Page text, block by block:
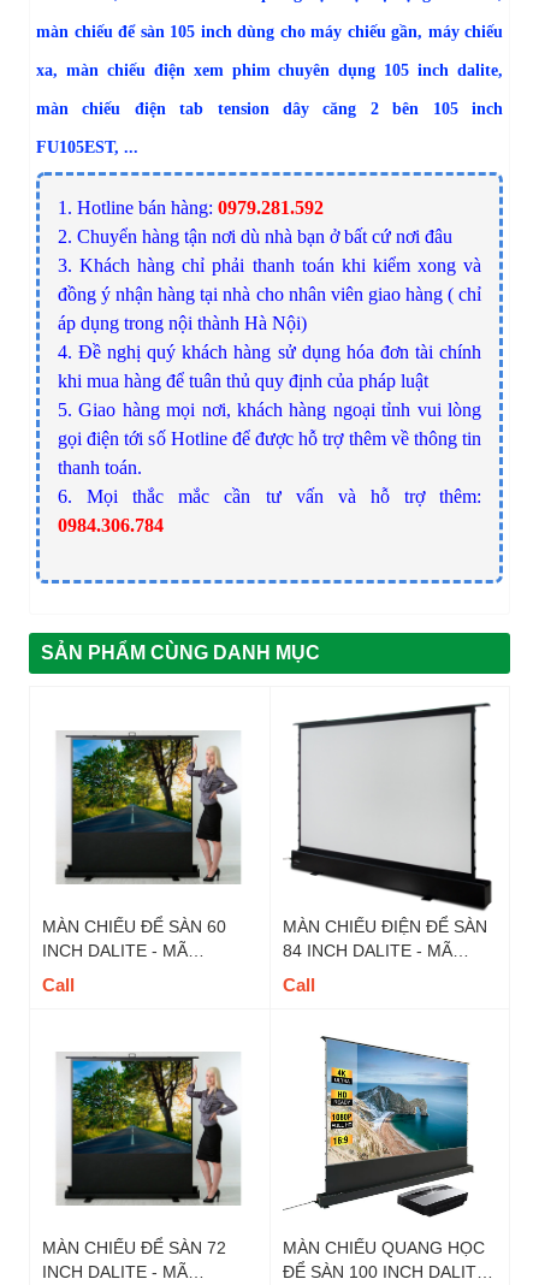
màn chiếu để sàn 105 inch dùng cho máy chiếu gần, máy chiếu
xa, màn chiếu điện xem phim chuyên dụng 105 inch dalite,
màn chiếu điện tab tension dây căng 2 bên 105 inch
FU105EST, ...
1. Hotline bán hàng: 0979.281.592
2. Chuyển hàng tận nơi dù nhà bạn ở bất cứ nơi đâu
3. Khách hàng chỉ phải thanh toán khi kiểm xong và
đồng ý nhận hàng tại nhà cho nhân viên giao hàng ( chỉ
áp dụng trong nội thành Hà Nội)
4. Đề nghị quý khách hàng sử dụng hóa đơn tài chính
khi mua hàng để tuân thủ quy định của pháp luật
5. Giao hàng mọi nơi, khách hàng ngoại tỉnh vui lòng
gọi điện tới số Hotline để được hỗ trợ thêm về thông tin
thanh toán.
6. Mọi thắc mắc cần tư vấn và hỗ trợ thêm:
0984.306.784
SẢN PHẨM CÙNG DANH MỤC
MÀN CHIẾU ĐỂ SÀN 60
INCH DALITE - MÃ
FU60TS, TỈ LỆ 4 : 3
Call
MÀN CHIẾU ĐIỆN ĐỂ SÀN
84 INCH DALITE - MÃ
FU84EST TỈ LỆ 16:9
Call
MÀN CHIẾU ĐỂ SÀN 72
INCH DALITE - MÃ
MÀN CHIẾU QUANG HỌC
ĐỂ SÀN 100 INCH DALITE